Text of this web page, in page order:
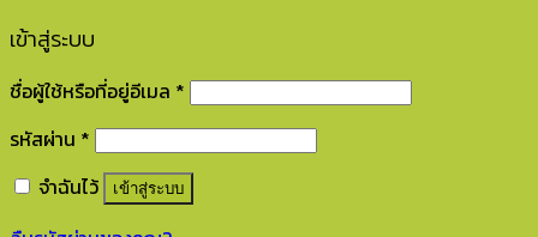
เข้าสู่ระบบ
ชื่อผู้ใช้หรือที่อยู่อีเมล *
รหัสผ่าน *
จำฉันไว้
เข้าสู่ระบบ